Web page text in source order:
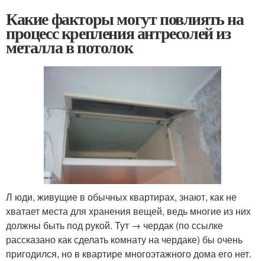
Какие факторы могут повлиять на
процесс крепления антресолей из
металла в потолок
Л юди, живущие в обычных квартирах, знают, как не
хватает места для хранения вещей, ведь многие из них
должны быть под рукой. Тут → чердак (по ссылке
рассказано как сделать комнату на чердаке) бы очень
пригодился, но в квартире многоэтажного дома его нет.